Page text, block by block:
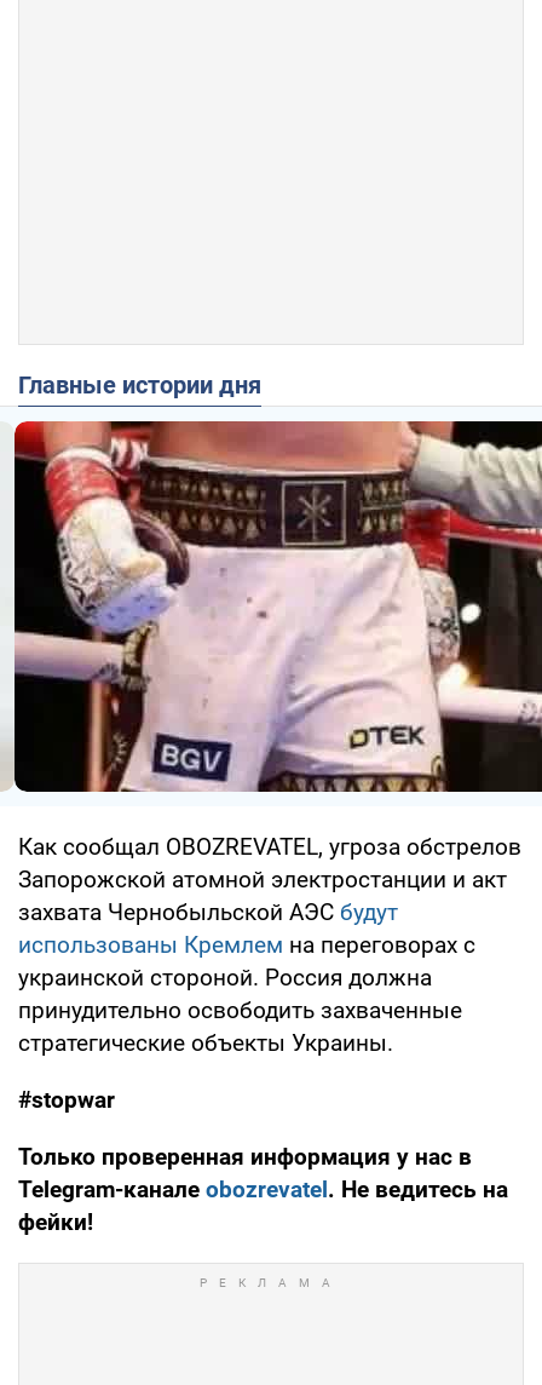
Главные истории дня
Как сообщал OBOZREVATEL, угроза обстрелов
Запорожской атомной электростанции и акт
захвата Чернобыльской АЭС будут
использованы Кремлем на переговорах с
украинской стороной. Россия должна
принудительно освободить захваченные
стратегические объекты Украины.
#stopwar
Только проверенная информация у нас в
Telegram-канале obozrevatel. Не ведитесь на
фейки!